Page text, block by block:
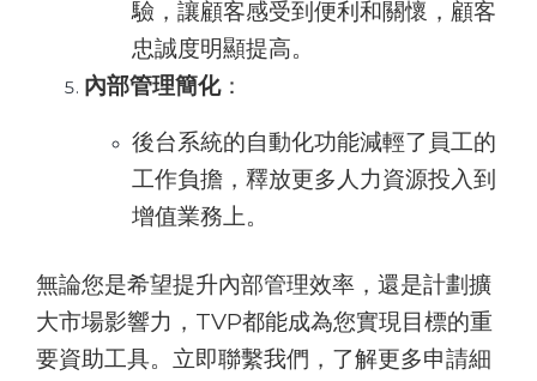
驗，讓顧客感受到便利和關懷，顧客
忠誠度明顯提高。
內部管理簡化：
後台系統的自動化功能減輕了員工的
工作負擔，釋放更多人力資源投入到
增值業務上。
無論您是希望提升內部管理效率，還是計劃擴
大市場影響力，TVP都能成為您實現目標的重
要資助工具。立即聯繫我們，了解更多申請細